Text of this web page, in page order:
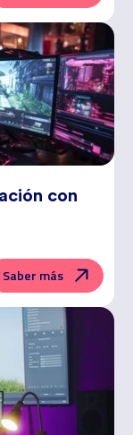
con
Saber más